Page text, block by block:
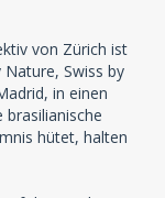
von Zürich ist
Nature, Swiss by
in einen
brasilianische
hütet, halten